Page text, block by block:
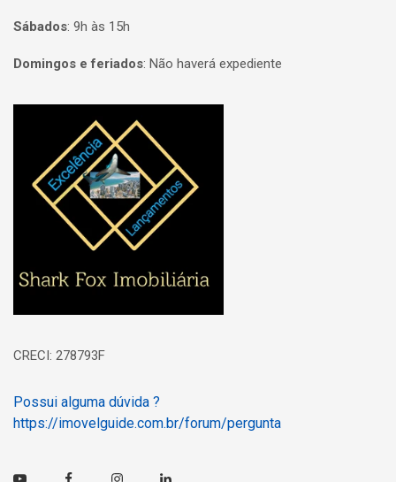
Sábados: 9h às 15h
Domingos e feriados: Não haverá expediente
Página inicial
CRECI: 278793F
Possui alguma dúvida ?
https://imovelguide.com.br/forum/pergunta